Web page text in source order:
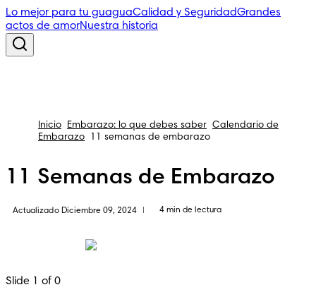
Lo mejor para tu guaguaCalidad y SeguridadGrandes
actos de amorNuestra historia
Inicio Embarazo: lo que debes saber Calendario de
Embarazo
11 semanas de embarazo
11 Semanas de Embarazo
Actualizado Diciembre 09, 2024 4 min de lectura
Slide 1 of 0